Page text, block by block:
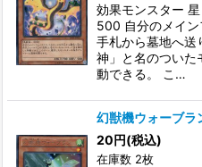
効果モンスター
500 自分のメイ
手札から墓地へ送
神」と名のついた
動できる。 こ…
幻獣機ウォーブラ
20円(税込)
在庫数 2枚